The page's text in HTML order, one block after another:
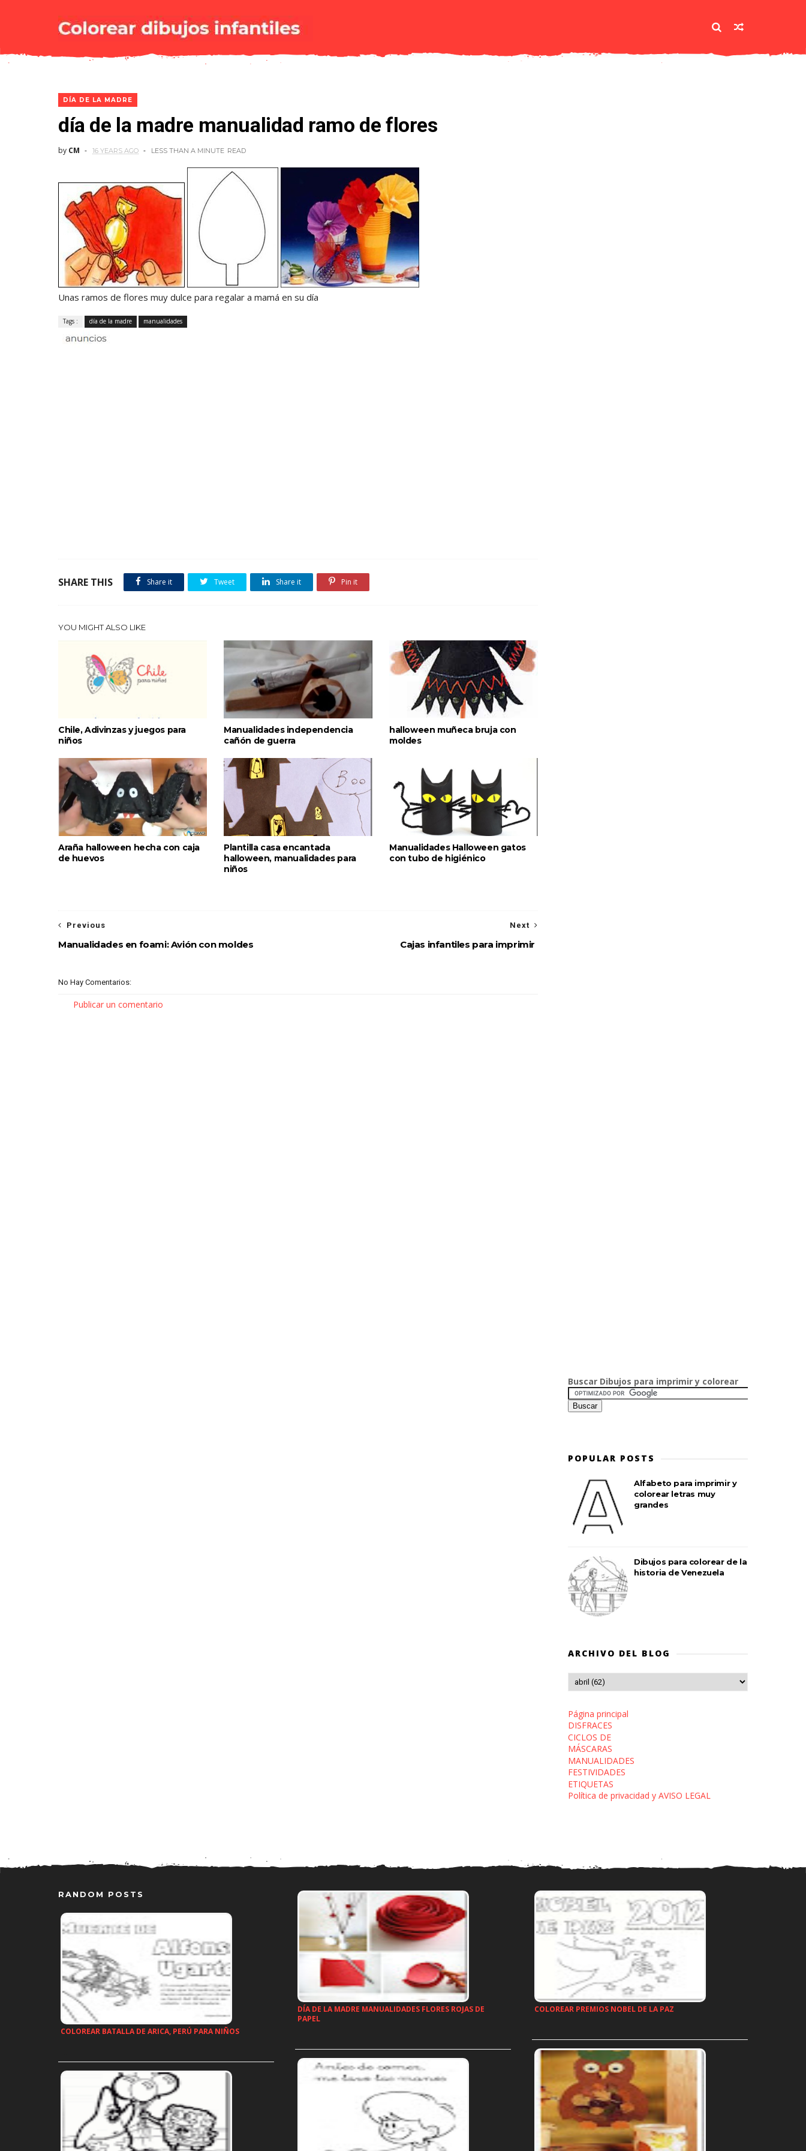
DÍA DE LA MADRE
día de la madre manualidad ramo de flores
by CM 16 YEARS AGO LESS THAN A MINUTE READ
Unas ramos de flores muy dulce para regalar a mamá en su día
Tags : día de la madre manualidades
SHARE THIS Share it Tweet Share it Pin it
YOU MIGHT ALSO LIKE
Chile, Adivinzas y juegos para
niños
Manualidades independencia
cañón de guerra
halloween muñeca bruja con
moldes
Araña halloween hecha con caja
de huevos
Plantilla casa encantada
halloween, manualidades para
niños
Manualidades Halloween gatos
con tubo de higiénico
Next
Cajas infantiles para imprimir
Previous
Manualidades en foami: Avión con moldes
No Hay Comentarios:
Publicar un comentario
Buscar Dibujos para imprimir y colorear
POPULAR POSTS
Alfabeto para imprimir y
colorear letras muy
grandes
Dibujos para colorear de la
historia de Venezuela
ARCHIVO DEL BLOG
Página principal
DISFRACES
CICLOS DE
MÁSCARAS
MANUALIDADES
FESTIVIDADES
ETIQUETAS
Política de privacidad y AVISO LEGAL
RANDOM POSTS
COLOREAR BATALLA DE ARICA, PERÚ PARA NIÑOS
DÍA DE LA MADRE MANUALIDADES FLORES ROJAS DE
PAPEL
COLOREAR PREMIOS NOBEL DE LA PAZ